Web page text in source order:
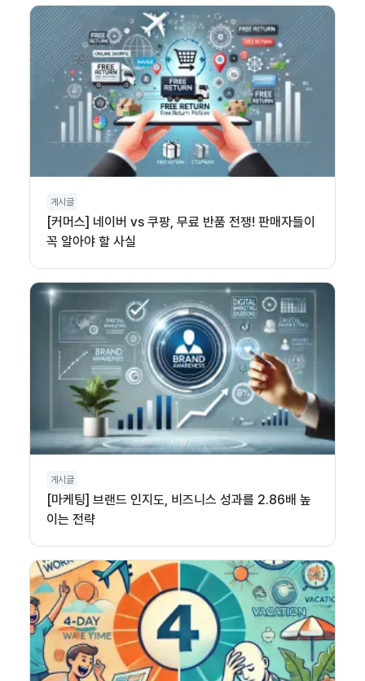
게시글
[커머스] 네이버 vs 쿠팡, 무료 반품 전쟁! 판매자들이
꼭 알아야 할 사실
게시글
[마케팅] 브랜드 인지도, 비즈니스 성과를 2.86배 높
이는 전략